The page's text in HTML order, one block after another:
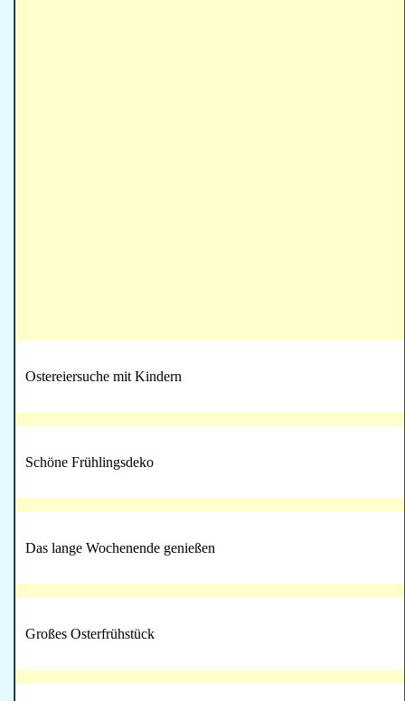
Ostereiersuche mit Kindern
Schöne Frühlingsdeko
Das lange Wochenende genießen
Großes Osterfrühstück